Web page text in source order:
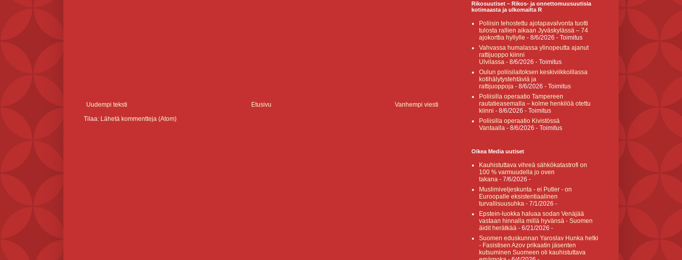
Uudempi teksti Vanhempi viesti
Etusivu
Tilaa: Lähetä kommentteja (Atom)
Rikosuutiset – Rikos- ja onnettomuusuutisia
kotimaasta ja ulkomailta R
Poliisin tehostettu ajotapavalvonta tuotti
tulosta rallien aikaan Jyväskylässä – 74
ajokorttia hyllylle - 8/6/2026 - Toimitus
Vahvassa humalassa ylinopeutta ajanut
rattijuoppo kiinni
Ulvilassa - 8/6/2026 - Toimitus
Oulun poliisilaitoksen keskiviikkoillassa
kotihälytystehtäviä ja
rattijuoppoja - 8/6/2026 - Toimitus
Poliisilla operaatio Tampereen
rautatieasemalla – kolme henkilöä otettu
kiinni - 8/6/2026 - Toimitus
Poliisilla operaatio Kivistössä
Vantaalla - 8/6/2026 - Toimitus
Oikea Media uutiset
Kauhistuttava vihreä sähkökatastrofi on
100 % varmuudella jo oven
takana - 7/6/2026 -
Muslimiveljeskunta - ei Putler - on
Euroopalle eksistentiaalinen
turvallisuusuhka - 7/1/2026 -
Epstein-luokka haluaa sodan Venäjää
vastaan hinnalla millä hyvänsä - Suomen
äidit herätkää - 6/21/2026 -
Suomen eduskunnan Yaroslav Hunka hetki
- Fasistisen Azov prikaatin jäsenten
kutsuminen Suomeen oli kauhistuttava